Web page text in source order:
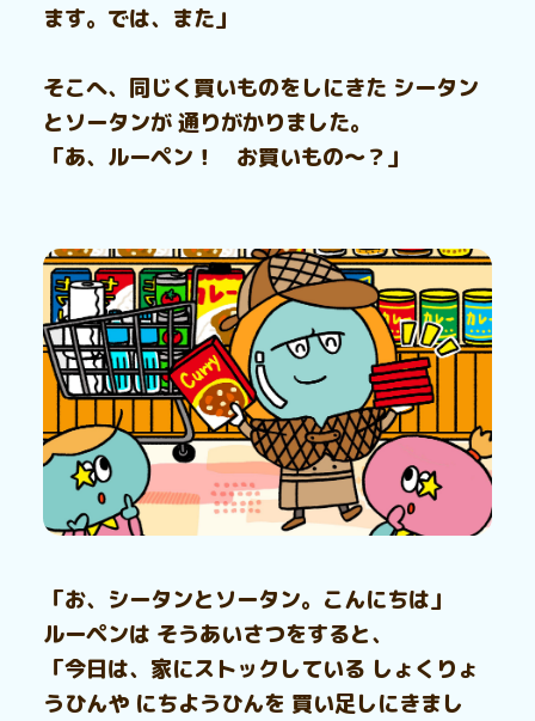
ます。では、また」
そこへ、同じく買いものをしにきた シータン
とソータンが 通りがかりました。
「あ、ルーペン！ お買いもの〜？」
「お、シータンとソータン。こんにちは」
ルーペンは そうあいさつをすると、
「今日は、家にストックしている しょくりょ
うひんや にちようひんを 買い足しにきまし